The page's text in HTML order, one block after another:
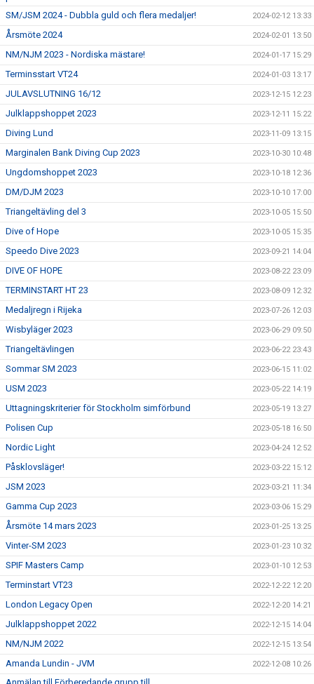
SM/JSM 2024 - Dubbla guld och flera medaljer!
2024-02-12 13:33
Årsmöte 2024 2024-02-01 13:50
NM/NJM 2023 - Nordiska mästare! 2024-01-17 15:29
Terminsstart VT24 2024-01-03 13:17
JULAVSLUTNING 16/12 2023-12-15 12:23
Julklappshoppet 2023 2023-12-11 15:22
Diving Lund 2023-11-09 13:15
Marginalen Bank Diving Cup 2023 2023-10-30 10:48
Ungdomshoppet 2023 2023-10-18 12:36
DM/DJM 2023 2023-10-10 17:00
Triangeltävling del 3 2023-10-05 15:50
Dive of Hope 2023-10-05 15:35
Speedo Dive 2023 2023-09-21 14:04
DIVE OF HOPE 2023-08-22 23:09
TERMINSTART HT 23 2023-08-09 12:32
Medaljregn i Rijeka 2023-07-26 12:03
Wisbyläger 2023 2023-06-29 09:50
Triangeltävlingen 2023-06-22 23:43
Sommar SM 2023 2023-06-15 11:02
USM 2023 2023-05-22 14:19
Uttagningskriterier för Stockholm simförbund 2023-05-19 13:27
Polisen Cup 2023-05-18 16:50
Nordic Light 2023-04-24 12:52
Påsklovsläger! 2023-03-22 15:12
JSM 2023 2023-03-21 11:34
Gamma Cup 2023 2023-03-06 15:29
Årsmöte 14 mars 2023 2023-01-25 13:25
Vinter-SM 2023 2023-01-23 10:32
SPIF Masters Camp 2023-01-10 12:53
Terminstart VT23 2022-12-22 12:20
London Legacy Open 2022-12-20 14:21
Julklappshoppet 2022 2022-12-15 14:04
NM/NJM 2022 2022-12-15 13:54
Amanda Lundin - JVM 2022-12-08 10:26